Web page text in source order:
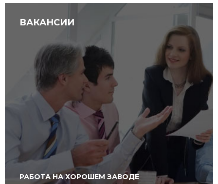
ВАКАНСИИ
РАБОТА НА ХОРОШЕМ ЗАВОДЕ